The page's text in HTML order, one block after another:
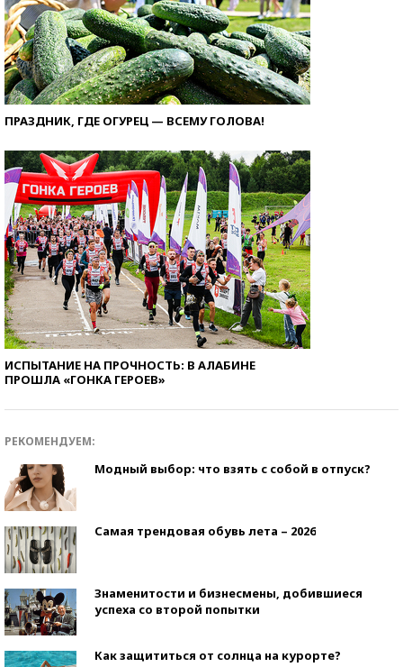
ПРАЗДНИК, ГДЕ ОГУРЕЦ — ВСЕМУ ГОЛОВА!
ИСПЫТАНИЕ НА ПРОЧНОСТЬ: В АЛАБИНЕ
ПРОШЛА «ГОНКА ГЕРОЕВ»
РЕКОМЕНДУЕМ:
Модный выбор: что взять с собой в отпуск?
Самая трендовая обувь лета – 2026
Знаменитости и бизнесмены, добившиеся
успеха со второй попытки
Как защититься от солнца на курорте?